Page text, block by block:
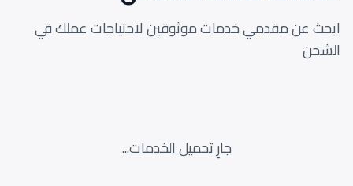
ابحث عن مقدمي خدمات موثوقين لاحتياجات عملك في
الشحن
جارٍ تحميل الخدمات...